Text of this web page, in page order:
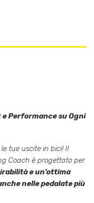
Performance su Ogni
tue uscite in bici! Il
Coach è progettato per
e un’ottima
nelle pedalate più